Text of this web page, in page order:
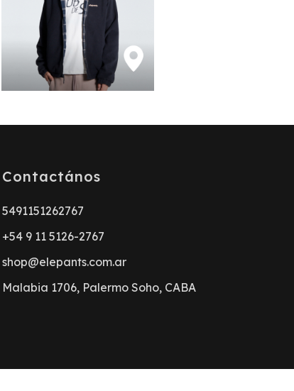
Contactános
5491151262767
+54 9 11 5126-2767
shop@elepants.com.ar
Malabia 1706, Palermo Soho, CABA